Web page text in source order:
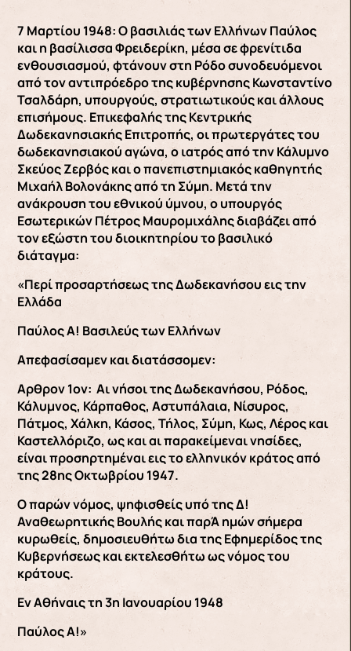
7 Μαρτίου 1948: Ο βασιλιάς των Ελλήνων Παύλος
και η βασίλισσα Φρειδερίκη, μέσα σε φρενίτιδα
ενθουσιασμού, φτάνουν στη Ρόδο συνοδευόμενοι
από τον αντιπρόεδρο της κυβέρνησης Κωνσταντίνο
Τσαλδάρη, υπουργούς, στρατιωτικούς και άλλους
επισήμους. Επικεφαλής της Κεντρικής
Δωδεκανησιακής Επιτροπής, οι πρωτεργάτες του
δωδεκανησιακού αγώνα, ο ιατρός από την Κάλυμνο
Σκεύος Ζερβός και ο πανεπιστημιακός καθηγητής
Μιχαήλ Βολονάκης από τη Σύμη. Μετά την
ανάκρουση του εθνικού ύμνου, ο υπουργός
Εσωτερικών Πέτρος Μαυρομιχάλης διαβάζει από
τον εξώστη του διοικητηρίου το βασιλικό
διάταγμα:
«Περί προσαρτήσεως της Δωδεκανήσου εις την
Ελλάδα
Παύλος Α! Βασιλεύς των Ελλήνων
Απεφασίσαμεν και διατάσσομεν:
Aρθρον 1ον: Αι νήσοι της Δωδεκανήσου, Ρόδος,
Κάλυμνος, Κάρπαθος, Αστυπάλαια, Νίσυρος,
Πάτμος, Χάλκη, Κάσος, Τήλος, Σύμη, Κως, Λέρος και
Καστελλόριζο, ως και αι παρακείμεναι νησίδες,
είναι προσηρτημέναι εις το ελληνικόν κράτος από
της 28ης Οκτωβρίου 1947.
Ο παρών νόμος, ψηφισθείς υπό της Δ!
Αναθεωρητικής Βουλής και παρΆ ημών σήμερα
κυρωθείς, δημοσιευθήτω δια της Εφημερίδος της
Κυβερνήσεως και εκτελεσθήτω ως νόμος του
κράτους.
Εν Αθήναις τη 3η Ιανουαρίου 1948
Παύλος Α!»